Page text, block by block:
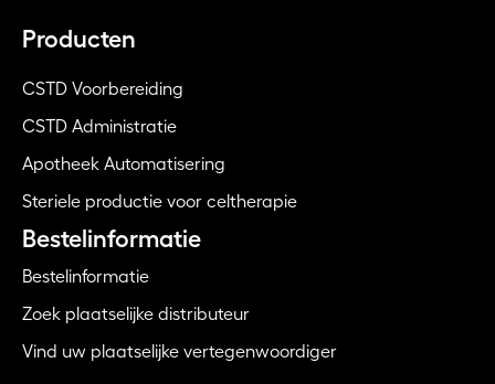
Producten
CSTD Voorbereiding
CSTD Administratie
Apotheek Automatisering
Steriele productie voor celtherapie
Bestelinformatie
Bestelinformatie
Zoek plaatselijke distributeur
Vind uw plaatselijke vertegenwoordiger